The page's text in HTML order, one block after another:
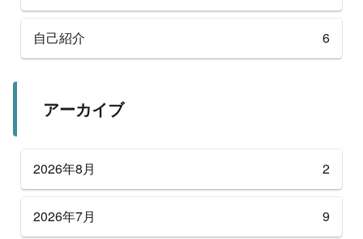
自己紹介 6
アーカイブ
2026年8月 2
2026年7月 9